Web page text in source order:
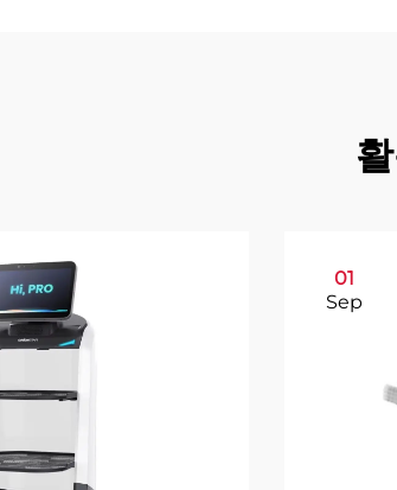
01
Sep